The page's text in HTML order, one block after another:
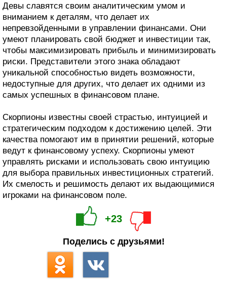
Девы славятся своим аналитическим умом и
вниманием к деталям, что делает их
непревзойденными в управлении финансами. Они
умеют планировать свой бюджет и инвестиции так,
чтобы максимизировать прибыль и минимизировать
риски. Представители этого знака обладают
уникальной способностью видеть возможности,
недоступные для других, что делает их одними из
самых успешных в финансовом плане.
Скорпионы известны своей страстью, интуицией и
стратегическим подходом к достижению целей. Эти
качества помогают им в принятии решений, которые
ведут к финансовому успеху. Скорпионы умеют
управлять рисками и использовать свою интуицию
для выбора правильных инвестиционных стратегий.
Их смелость и решимость делают их выдающимися
игроками на финансовом поле.
+23
Поделись с друзьями!